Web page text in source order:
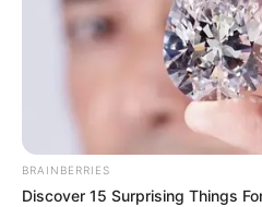
BRAINBERRIES
Discover 15 Surprising Things